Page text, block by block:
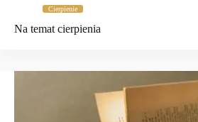
Cierpienie
Na temat cierpienia